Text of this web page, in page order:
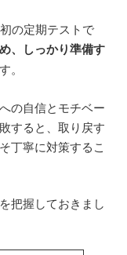
の定期テストで
、しっかり準備す
。
の自信とモチベー
すると、取り戻す
丁寧に対策するこ
把握しておきまし